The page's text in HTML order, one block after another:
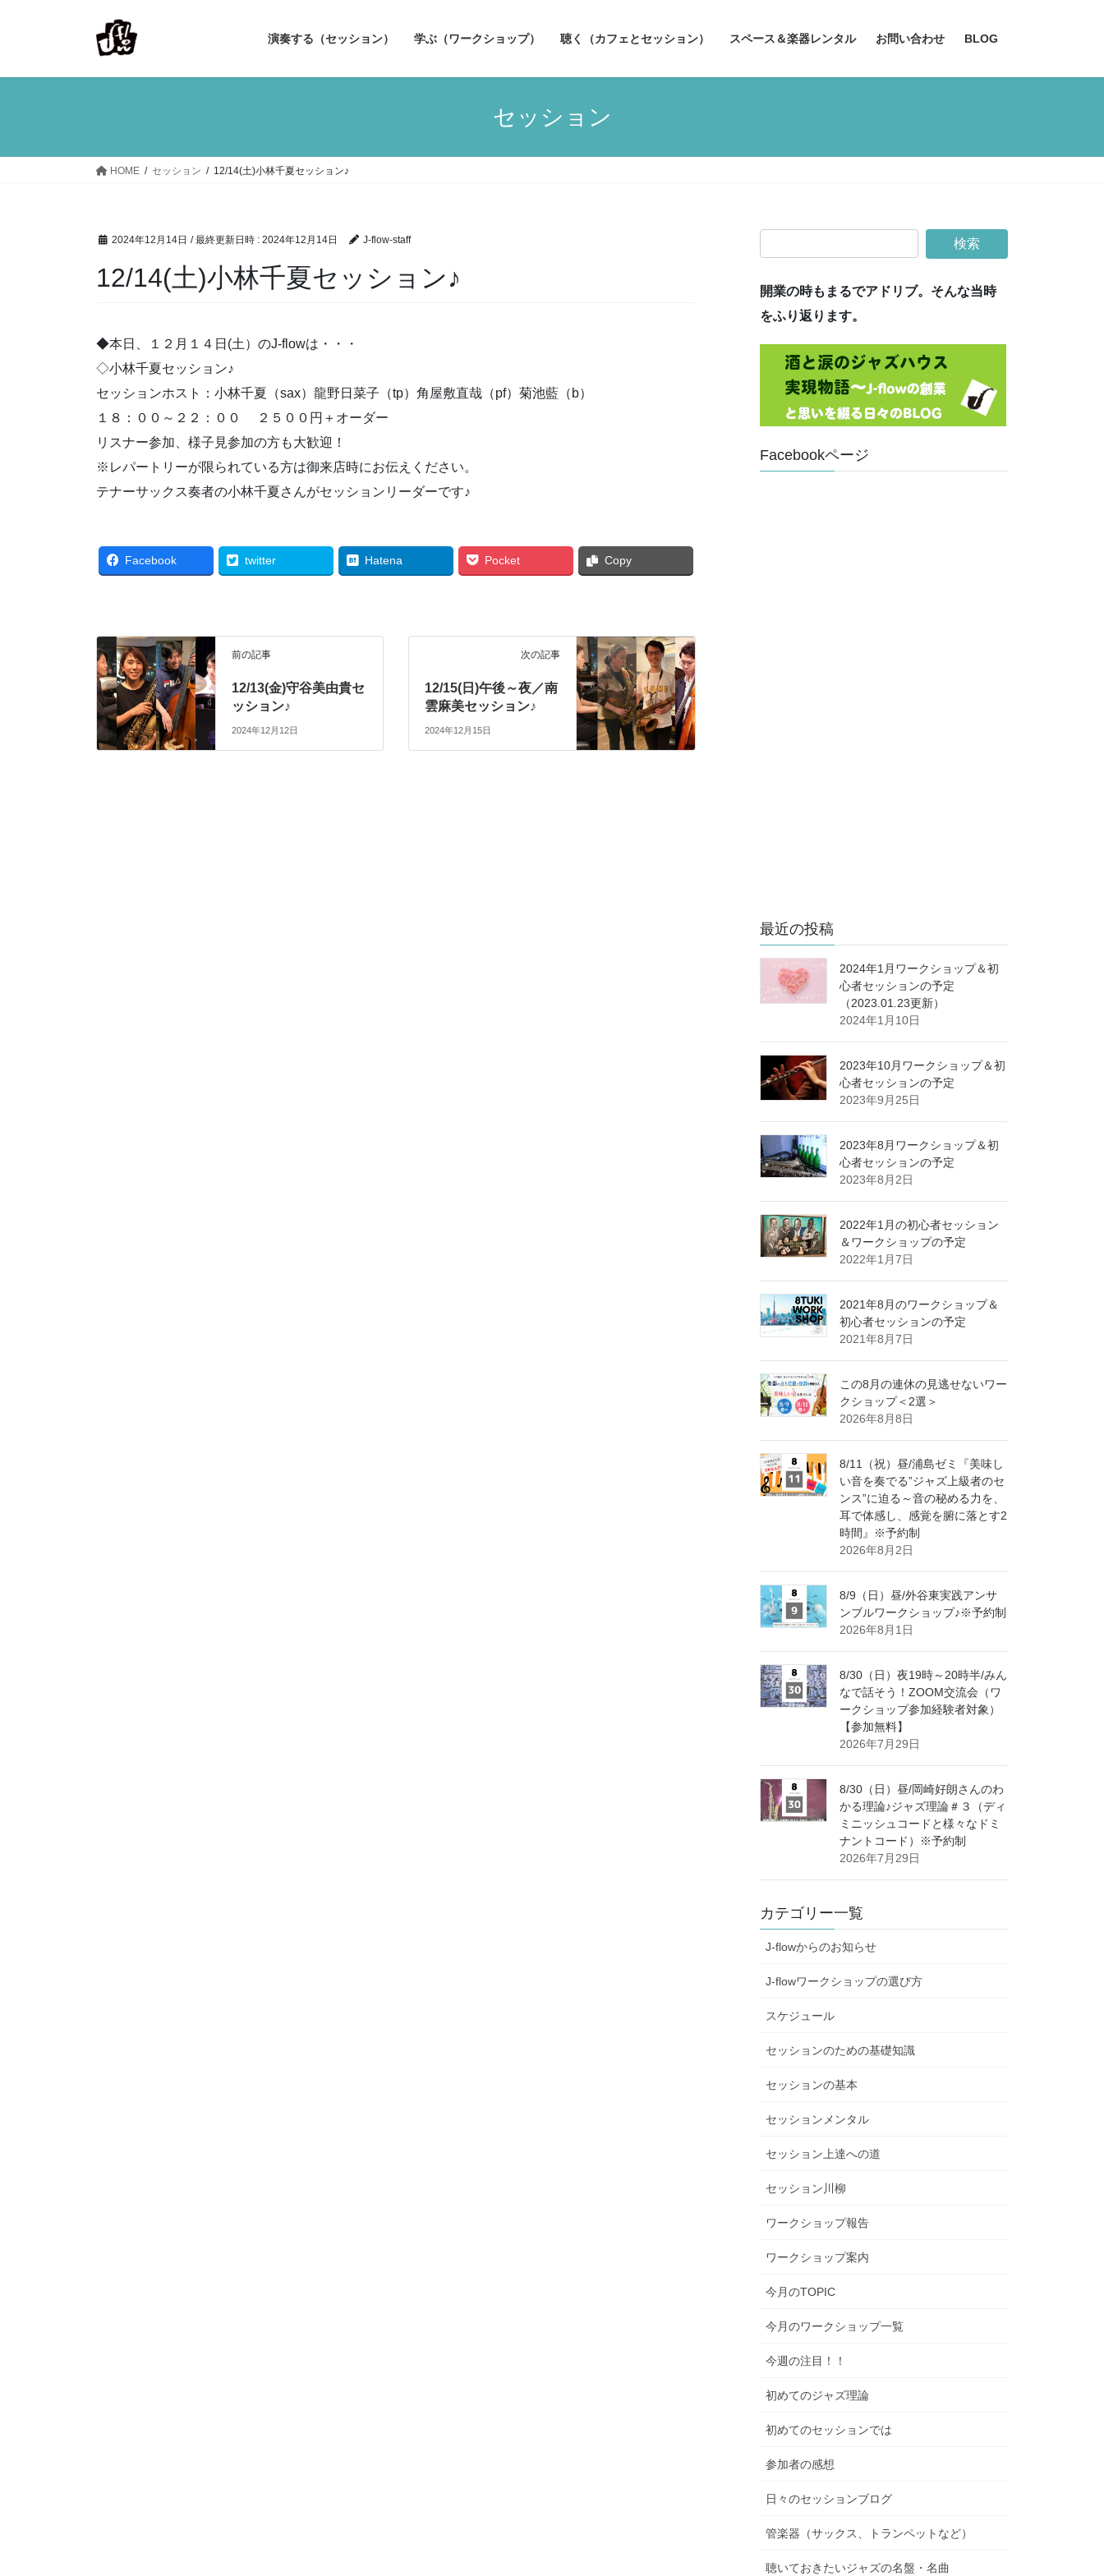
演奏する（セッション） 学ぶ（ワークショップ） 聴く（カフェとセッション） スペース＆楽器レンタル お問い合わせ BLOG
セッション
HOME セッション 12/14(土)小林千夏セッション♪
2024年12月14日 / 最終更新日時 : 2024年12月14日 J-flow-staff
12/14(土)小林千夏セッション♪
◆本日、１２月１４日(土）のJ-flowは・・・
◇小林千夏セッション♪
セッションホスト：小林千夏（sax）龍野日菜子（tp）角屋敷直哉（pf）菊池藍（b）
１８：００～２２：００ ２５００円＋オーダー
リスナー参加、様子見参加の方も大歓迎！
※レパートリーが限られている方は御来店時にお伝えください。
テナーサックス奏者の小林千夏さんがセッションリーダーです♪
Facebook twitter Hatena Pocket Copy
前の記事
12/13(金)守谷美由貴セ
ッション♪
2024年12月12日
次の記事
12/15(日)午後～夜／南
雲麻美セッション♪
2024年12月15日
開業の時もまるでアドリブ。そんな当時
をふり返ります。
Facebookページ
最近の投稿
2024年1月ワークショップ＆初
心者セッションの予定
（2023.01.23更新）
2024年1月10日
2023年10月ワークショップ＆初
心者セッションの予定
2023年9月25日
2023年8月ワークショップ＆初
心者セッションの予定
2023年8月2日
2022年1月の初心者セッション
＆ワークショップの予定
2022年1月7日
2021年8月のワークショップ＆
初心者セッションの予定
2021年8月7日
この8月の連休の見逃せないワー
クショップ＜2選＞
2026年8月8日
8/11（祝）昼/浦島ゼミ『美味し
い音を奏でる”ジャズ上級者のセ
ンス”に迫る～音の秘める力を、
耳で体感し、感覚を腑に落とす2
時間』※予約制
2026年8月2日
8/9（日）昼/外谷東実践アンサ
ンブルワークショップ♪※予約制
2026年8月1日
8/30（日）夜19時～20時半/みん
なで話そう！ZOOM交流会（ワ
ークショップ参加経験者対象）
【参加無料】
2026年7月29日
8/30（日）昼/岡崎好朗さんのわ
かる理論♪ジャズ理論＃３（ディ
ミニッシュコードと様々なドミ
ナントコード）※予約制
2026年7月29日
カテゴリー一覧
J-flowからのお知らせ
J-flowワークショップの選び方
スケジュール
セッションのための基礎知識
セッションの基本
セッションメンタル
セッション上達への道
セッション川柳
ワークショップ報告
ワークショップ案内
今月のTOPIC
今月のワークショップ一覧
今週の注目！！
初めてのジャズ理論
初めてのセッションでは
参加者の感想
日々のセッションブログ
管楽器（サックス、トランペットなど）
聴いておきたいジャズの名盤・名曲